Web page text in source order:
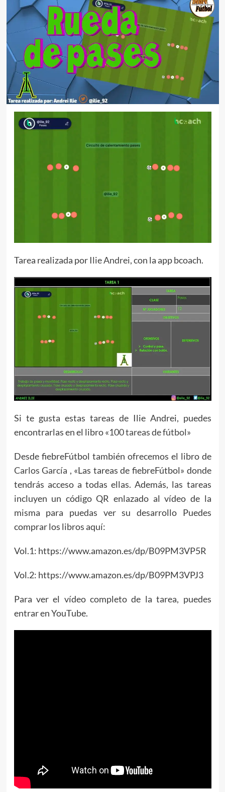
Tarea realizada por Ilie Andrei, con la app bcoach.
Si te gusta estas tareas de Ilie Andrei, puedes
encontrarlas en el libro«100 tareas de fútbol»
Desde fiebreFútbol también ofrecemos el libro de
Carlos García , «Las tareas de fiebreFútbol» donde
tendrás acceso a todas ellas. Además, las tareas
incluyen un código QR enlazado al vídeo de la
misma para puedas ver su desarrollo Puedes
comprar los libros aquí:
Vol.1: https://www.amazon.es/dp/B09PM3VP5R
Vol.2: https://www.amazon.es/dp/B09PM3VPJ3
Para ver el vídeo completo de la tarea, puedes
entrar en YouTube.